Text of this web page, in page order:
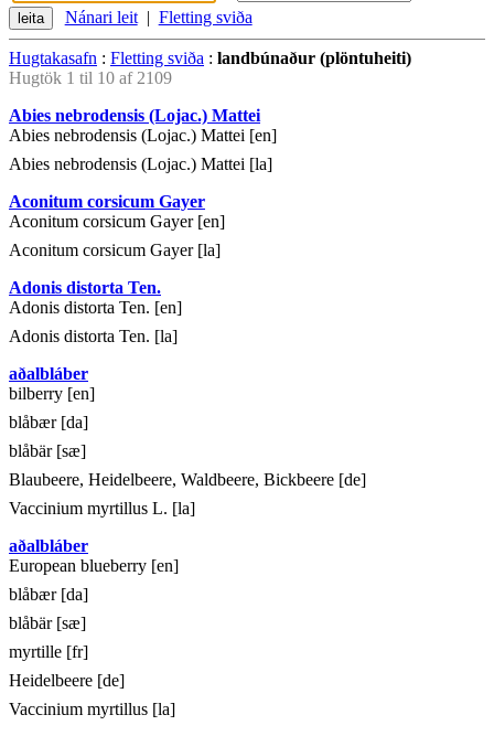
Nánari leit| Fletting sviða
Hugtakasafn : Fletting sviða : landbúnaður (plöntuheiti)
Hugtök 1 til 10 af 2109
Abies nebrodensis (Lojac.) Mattei
Abies nebrodensis (Lojac.) Mattei [en]
Abies nebrodensis (Lojac.) Mattei [la]
Aconitum corsicum Gayer
Aconitum corsicum Gayer [en]
Aconitum corsicum Gayer [la]
Adonis distorta Ten.
Adonis distorta Ten. [en]
Adonis distorta Ten. [la]
aðalbláber
bilberry [en]
blåbær [da]
blåbär [sæ]
Blaubeere, Heidelbeere, Waldbeere, Bickbeere [de]
Vaccinium myrtillus L. [la]
aðalbláber
European blueberry [en]
blåbær [da]
blåbär [sæ]
myrtille [fr]
Heidelbeere [de]
Vaccinium myrtillus [la]